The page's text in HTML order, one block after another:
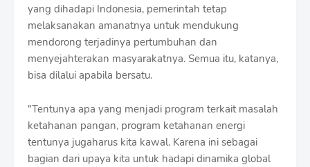
yang dihadapi Indonesia, pemerintah tetap
melaksanakan amanatnya untuk mendukung
mendorong terjadinya pertumbuhan dan
menyejahterakan masyarakatnya. Semua itu, katanya,
bisa dilalui apabila bersatu.
"Tentunya apa yang menjadi program terkait masalah
ketahanan pangan, program ketahanan energi
tentunya jugaharus kita kawal. Karena ini sebagai
bagian dari upaya kita untuk hadapi dinamika global